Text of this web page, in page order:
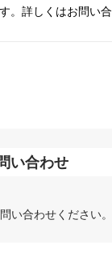
。詳しくはお問い合
い合わせ
い合わせください。